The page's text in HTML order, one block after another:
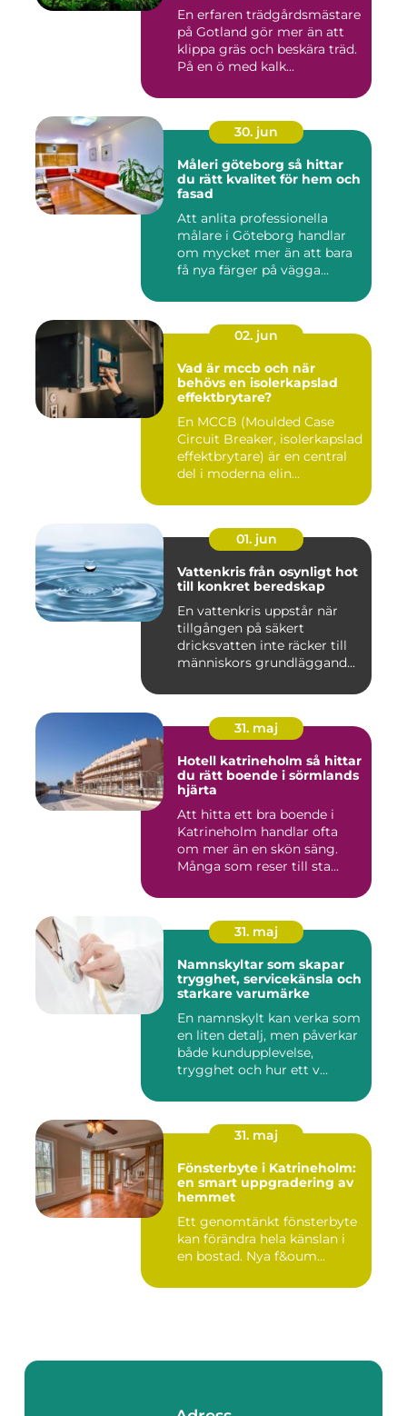
En erfaren trädgårdsmästare
på Gotland gör mer än att
klippa gräs och beskära träd.
På en ö med kalk...
30. jun
Måleri göteborg så hittar
du rätt kvalitet för hem och
fasad
Att anlita professionella
målare i Göteborg handlar
om mycket mer än att bara
få nya färger på vägga...
02. jun
Vad är mccb och när
behövs en isolerkapslad
effektbrytare?
En MCCB (Moulded Case
Circuit Breaker, isolerkapslad
effektbrytare) är en central
del i moderna elin...
01. jun
Vattenkris från osynligt hot
till konkret beredskap
En vattenkris uppstår när
tillgången på säkert
dricksvatten inte räcker till
människors grundläggand...
31. maj
Hotell katrineholm så hittar
du rätt boende i sörmlands
hjärta
Att hitta ett bra boende i
Katrineholm handlar ofta
om mer än en skön säng.
Många som reser till sta...
31. maj
Namnskyltar som skapar
trygghet, servicekänsla och
starkare varumärke
En namnskylt kan verka som
en liten detalj, men påverkar
både kundupplevelse,
trygghet och hur ett v...
31. maj
Fönsterbyte i Katrineholm:
en smart uppgradering av
hemmet
Ett genomtänkt fönsterbyte
kan förändra hela känslan i
en bostad. Nya f&oum...